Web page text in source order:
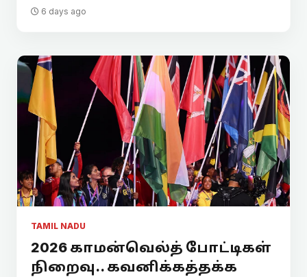
6 days ago
TAMIL NADU
2026 காமன்வெல்த் போட்டிகள்
நிறைவு.. கவனிக்கத்தக்க